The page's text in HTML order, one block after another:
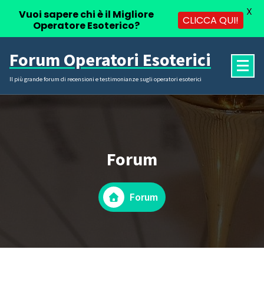
contenuto
Forum Operatori Esoterici
Il più grande forum di recensioni e testimonianze sugli operatori esoterici
Forum
Forum
Vuoi sapere chi è il Migliore
Operatore Esoterico?
CLICCA QUI!
X